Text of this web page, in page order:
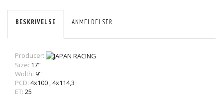
BESKRIVELSE ANMELDELSER
Producer:
Size: 17"
Width: 9''
PCD: 4x100 ,4x114,3
ET: 25